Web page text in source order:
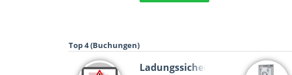
Top 4 (Buchungen)
Ladungssicherung